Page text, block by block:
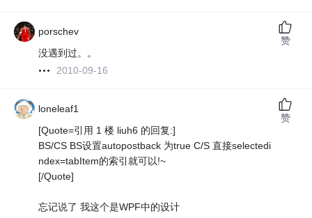
porschev
没遇到过。。
2010-09-16
赞
loneleaf1
[Quote=引用 1 楼 liuh6 的回复:]
BS/CS BS设置autopostback 为true C/S 直接selectedi
ndex=tabItem的索引就可以!~
[/Quote]
忘记说了 我这个是WPF中的设计
赞